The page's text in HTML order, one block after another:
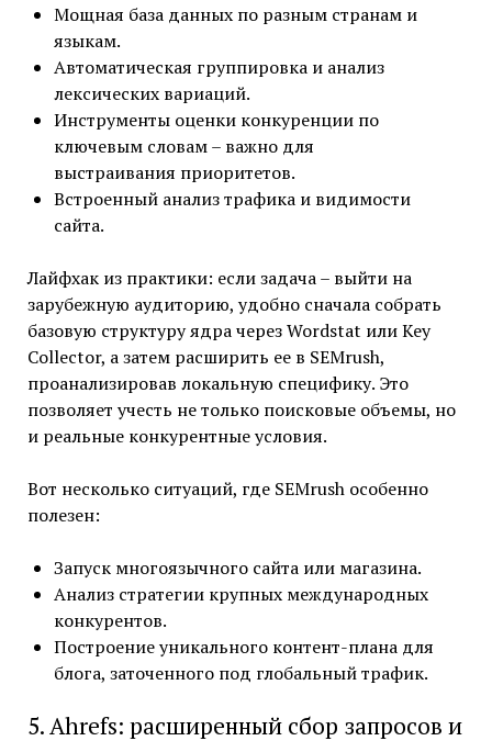
Мощная база данных по разным странам и
языкам.
Автоматическая группировка и анализ
лексических вариаций.
Инструменты оценки конкуренции по
ключевым словам – важно для
выстраивания приоритетов.
Встроенный анализ трафика и видимости
сайта.
Лайфхак из практики: если задача – выйти на
зарубежную аудиторию, удобно сначала собрать
базовую структуру ядра через Wordstat или Key
Collector, а затем расширить ее в SEMrush,
проанализировав локальную специфику. Это
позволяет учесть не только поисковые объемы, но
и реальные конкурентные условия.
Вот несколько ситуаций, где SEMrush особенно
полезен:
Запуск многоязычного сайта или магазина.
Анализ стратегии крупных международных
конкурентов.
Построение уникального контент-плана для
блога, заточенного под глобальный трафик.
5. Ahrefs: расширенный сбор запросов и